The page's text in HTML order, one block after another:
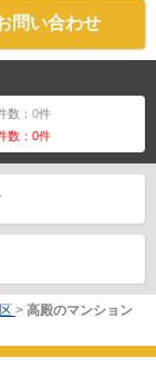
問い合わせ
数：0件
数：0件
> 高殿のマンション